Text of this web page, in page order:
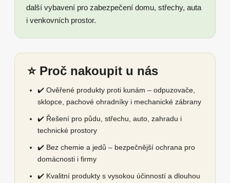
další vybavení pro zabezpečení domu, střechy, auta
i venkovních prostor.
⭐ Proč nakoupit u nás
✔️ Ověřené produkty proti kunám – odpuzovače,
sklopce, pachové ohradníky i mechanické zábrany
✔️ Řešení pro půdu, střechu, auto, zahradu i
technické prostory
✔️ Bez chemie a jedů – bezpečnější ochrana pro
domácnosti i firmy
✔️ Kvalitní produkty s vysokou účinností a dlouhou